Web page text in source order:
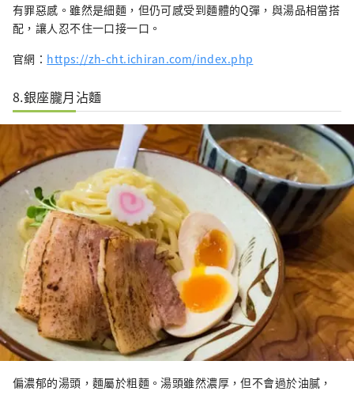
有罪惡感。雖然是細麵，但仍可感受到麵體的Q彈，與湯品相當搭
配，讓人忍不住一口接一口。
官網： https://zh-cht.ichiran.com/index.php
8.銀座朧月沾麵
偏濃郁的湯頭，麵屬於粗麵。湯頭雖然濃厚，但不會過於油膩，